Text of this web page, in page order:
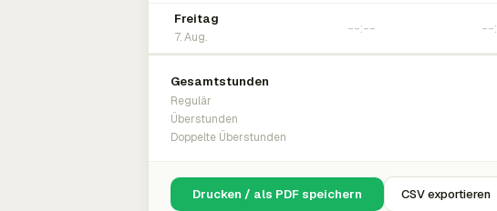
Freitag
7. Aug.
Gesamtstunden
Regulär
Überstunden
Doppelte Überstunden
Drucken / als PDF speichern CSV exportieren